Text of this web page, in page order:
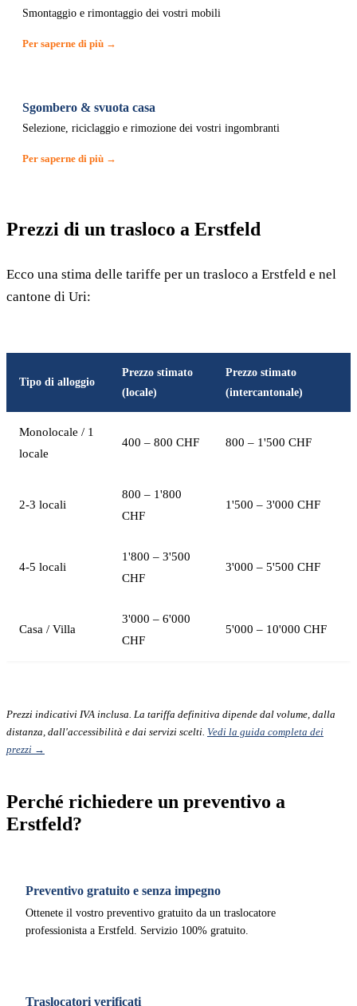
Smontaggio e rimontaggio dei vostri mobili
Per saperne di più →
Sgombero & svuota casa
Selezione, riciclaggio e rimozione dei vostri ingombranti
Per saperne di più →
Prezzi di un trasloco a Erstfeld
Ecco una stima delle tariffe per un trasloco a Erstfeld e nel
cantone di Uri:
Tipo di alloggio
Prezzo stimato
(locale)
Prezzo stimato
(intercantonale)
Monolocale / 1
locale
400 – 800 CHF 800 – 1'500 CHF
2-3 locali
800 – 1'800
CHF
1'500 – 3'000 CHF
4-5 locali
1'800 – 3'500
CHF
3'000 – 5'500 CHF
Casa / Villa
3'000 – 6'000
CHF
5'000 – 10'000 CHF
Prezzi indicativi IVA inclusa. La tariffa definitiva dipende dal volume, dalla
distanza, dall'accessibilità e dai servizi scelti. Vedi la guida completa dei
prezzi →
Perché richiedere un preventivo a
Erstfeld?
Preventivo gratuito e senza impegno
Ottenete il vostro preventivo gratuito da un traslocatore
professionista a Erstfeld. Servizio 100% gratuito.
Traslocatori verificati